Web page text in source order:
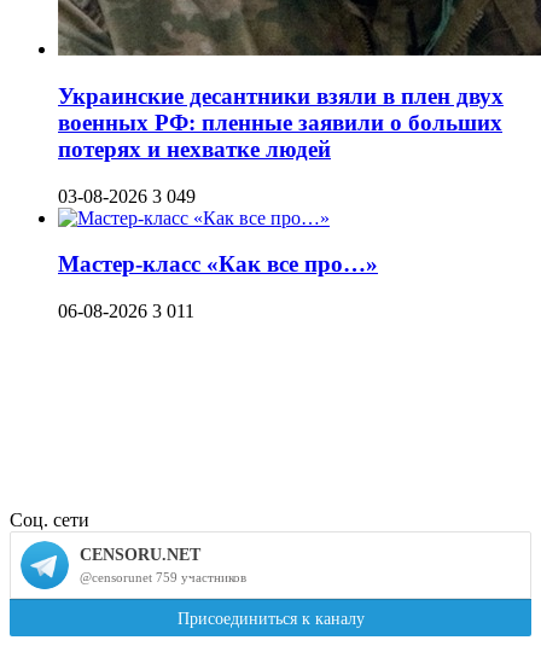
Украинские десантники взяли в плен двух
военных РФ: пленные заявили о больших
потерях и нехватке людей
03-08-2026 3 049
Мастер-класс «Как все про…»
06-08-2026 3 011
Соц. сети